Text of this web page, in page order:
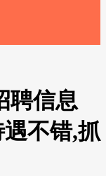
聘信息
不错,抓